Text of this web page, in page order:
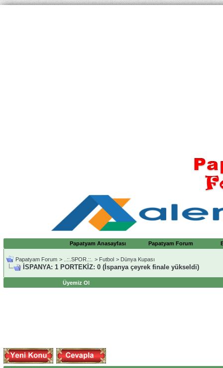
Papatyam Anasayfası Papatyam Forum
Papatyam Forum > ..::.SPOR.::. > Futbol > Dünya Kupası
İSPANYA: 1 PORTEKİZ: 0 (İspanya çeyrek finale yükseldi)
Üyemiz Ol